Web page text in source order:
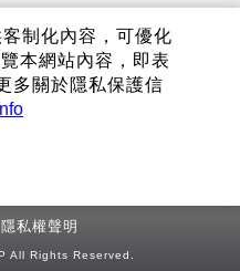
隱私權聲明
All Rights Reserved.
制化內容，可優化
本網站內容，即表
多關於隱私保護信